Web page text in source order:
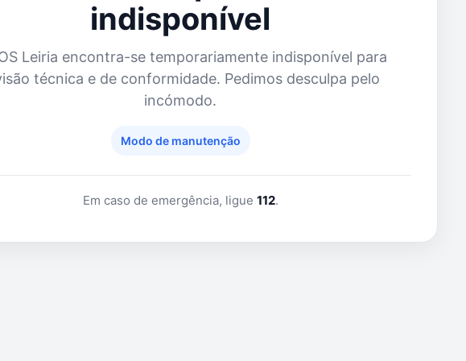
indisponível
Leiria encontra-se temporariamente indisponível para
técnica e de conformidade. Pedimos desculpa pelo
incómodo.
Modo de manutenção
Em caso de emergência, ligue 112.